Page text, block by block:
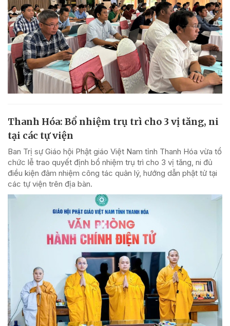
Thanh Hóa: Bổ nhiệm trụ trì cho 3 vị tăng, ni
tại các tự viện
Ban Trị sự Giáo hội Phật giáo Việt Nam tỉnh Thanh Hóa vừa tổ
chức lễ trao quyết định bổ nhiệm trụ trì cho 3 vị tăng, ni đủ
điều kiện đảm nhiệm công tác quản lý, hướng dẫn phật tử tại
các tự viện trên địa bàn.